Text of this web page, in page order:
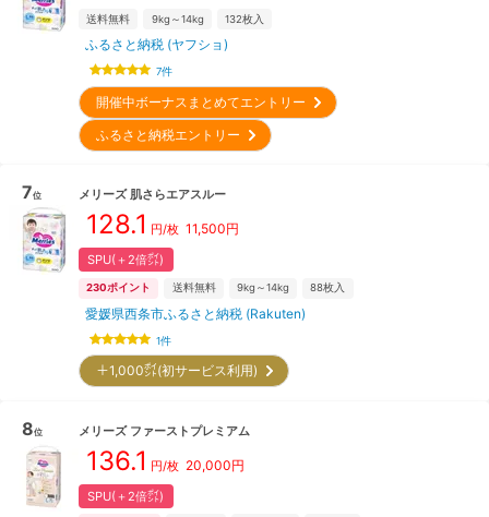
送料無料 9kg～14kg 132枚入
ふるさと納税 (ヤフショ)
7件
開催中ボーナスまとめてエントリー
ふるさと納税エントリー
7位 メリーズ 肌さらエアスルー
128.1 円/枚 11,500円
SPU(＋2倍㌽)
230ポイント 送料無料 9kg～14kg 88枚入
愛媛県西条市ふるさと納税 (Rakuten)
1件
＋1,000㌽(初サービス利用)
8位 メリーズ ファーストプレミアム
136.1 円/枚 20,000円
SPU(＋2倍㌽)